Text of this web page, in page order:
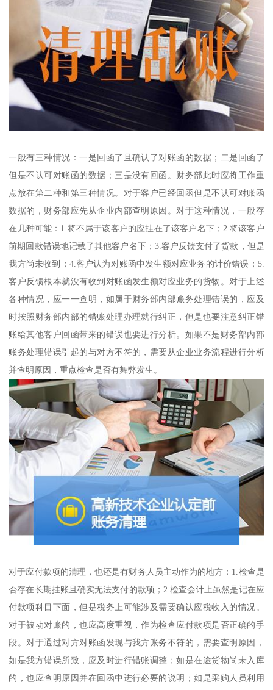
一般有三种情况：一是回函了且确认了对账函的数据；二是回函了
但是不认可对账函的数据；三是没有回函。财务部此时应将工作重
点放在第二种和第三种情况。对于客户已经回函但是不认可对账函
数据的，财务部应先从企业内部查明原因。对于这种情况，一般存
在几种可能：1.将不属于该客户的应挂在了该客户名下；2.将该客户
前期回款错误地记载了其他客户名下；3.客户反馈支付了货款，但是
我方尚未收到；4.客户认为对账函中发生额对应业务的计价错误；5.
客户反馈根本就没有收到对账函发生额对应业务的货物。对于上述
各种情况，应一一查明，如属于财务部内部账务处理错误的，应及
时按照财务部内部的错账处理办理就行纠正，但是也要注意纠正错
账给其他客户回函带来的错误也要进行分析。如果不是财务部内部
账务处理错误引起的与对方不符的，需要从企业业务流程进行分析
并查明原因，重点检查是否有舞弊发生。
对于应付款项的清理，也还是有财务人员主动作为的地方：1.检查是
否存在长期挂账且确实无法支付的款项；2.检查会计上虽然是记在应
付款项科目下面，但是税务上可能涉及需要确认应税收入的情况。
对于被动对账的，也应高度重视，作为检查应付款项是否正确的手
段。对于通过对方对账函发现与我方账务不符的，需要查明原因，
如是我方错误所致，应及时进行错账调整；如是在途货物尚未入库
的，也应查明原因并在回函中进行必要的说明；如是采购人员利用